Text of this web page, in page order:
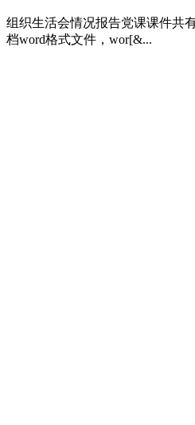
组织生活会情况报告党课课件共
档word格式文件，wor[&...